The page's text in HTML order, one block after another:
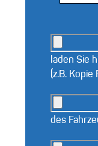
laden Sie
(z.B. Kopie
des